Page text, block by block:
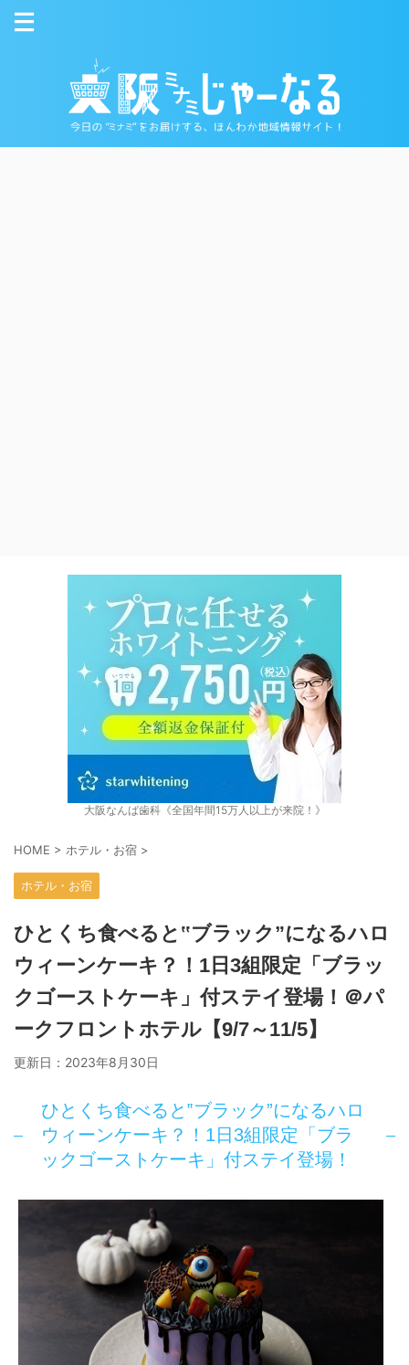
大阪なんば歯科《全国年間15万人以上が来院！》
HOME > ホテル・お宿 >
ホテル・お宿
ひとくち食べると‟ブラック”になるハロ
ウィーンケーキ？！1日3組限定「ブラッ
クゴーストケーキ」付ステイ登場！＠パ
ークフロントホテル【9/7～11/5】
更新日： 2023年8月30日
ひとくち食べると‟ブラック”になるハロ
ウィーンケーキ？！1日3組限定「ブラ
ックゴーストケーキ」付ステイ登場！